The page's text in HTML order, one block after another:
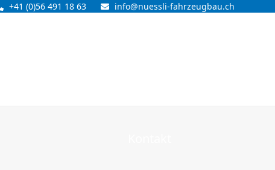
+41 (0)56 491 18 63 info@nuessli-fahrzeugbau.ch